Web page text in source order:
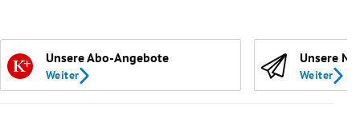
Unsere Abo-Angebote
Weiter
Unsere
Weiter